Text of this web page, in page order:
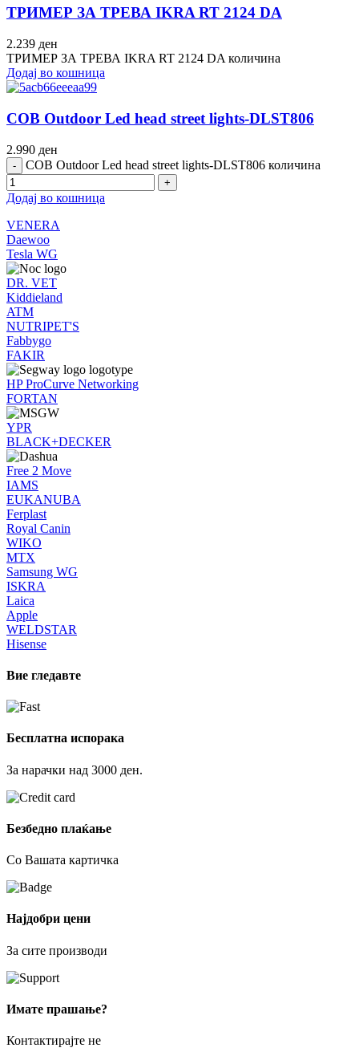
ТРИМЕР ЗА ТРЕВА IKRA RT 2124 DA
2.239 ден
ТРИМЕР ЗА ТРЕВА IKRA RT 2124 DA количина
Додај во кошница
COB Оutdoor Led head street lights-DLST806
2.990 ден
COB Оutdoor Led head street lights-DLST806 количина
Додај во кошница
VENERA
Daewoo
Tesla WG
DR. VET
Kiddieland
ATM
NUTRIPET'S
Fabbygo
FAKIR
HP ProCurve Networking
FORTAN
YPR
BLACK+DECKER
Free 2 Move
IAMS
EUKANUBA
Ferplast
Royal Canin
WIKO
MTX
Samsung WG
ISKRA
Laica
Apple
WELDSTAR
Hisense
Вие гледавте
Бесплатна испорака
За нарачки над 3000 ден.
Безбедно плаќање
Со Вашата картичка
Најдобри цени
За сите производи
Имате прашање?
Контактирајте не